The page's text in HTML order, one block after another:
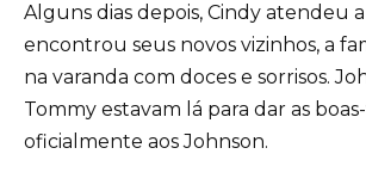
Alguns dias depois, Cindy atendeu
encontrou seus novos vizinhos, a
na varanda com doces e sorrisos.
Tommy estavam lá para dar as
oficialmente aos Johnson.